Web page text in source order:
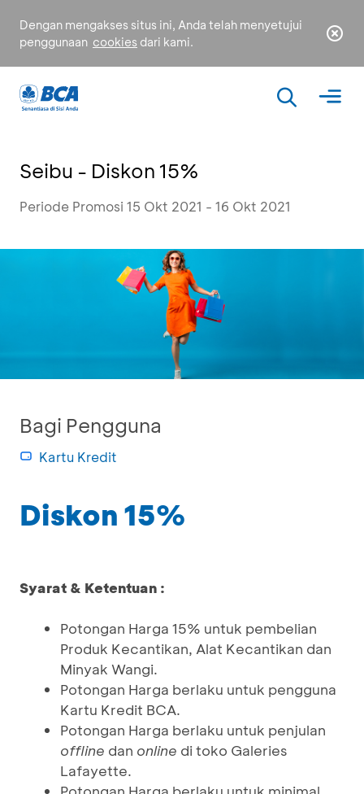
Dengan mengakses situs ini, Anda telah menyetujui
penggunaan cookies dari kami.
Seibu - Diskon 15%
Periode Promosi 15 Okt 2021 - 16 Okt 2021
Bagi Pengguna
Kartu Kredit
Diskon 15%
Syarat & Ketentuan :
Potongan Harga 15% untuk pembelian
Produk Kecantikan, Alat Kecantikan dan
Minyak Wangi.
Potongan Harga berlaku untuk pengguna
Kartu Kredit BCA.
Potongan Harga berlaku untuk penjulan
offline dan online di toko Galeries
Lafayette.